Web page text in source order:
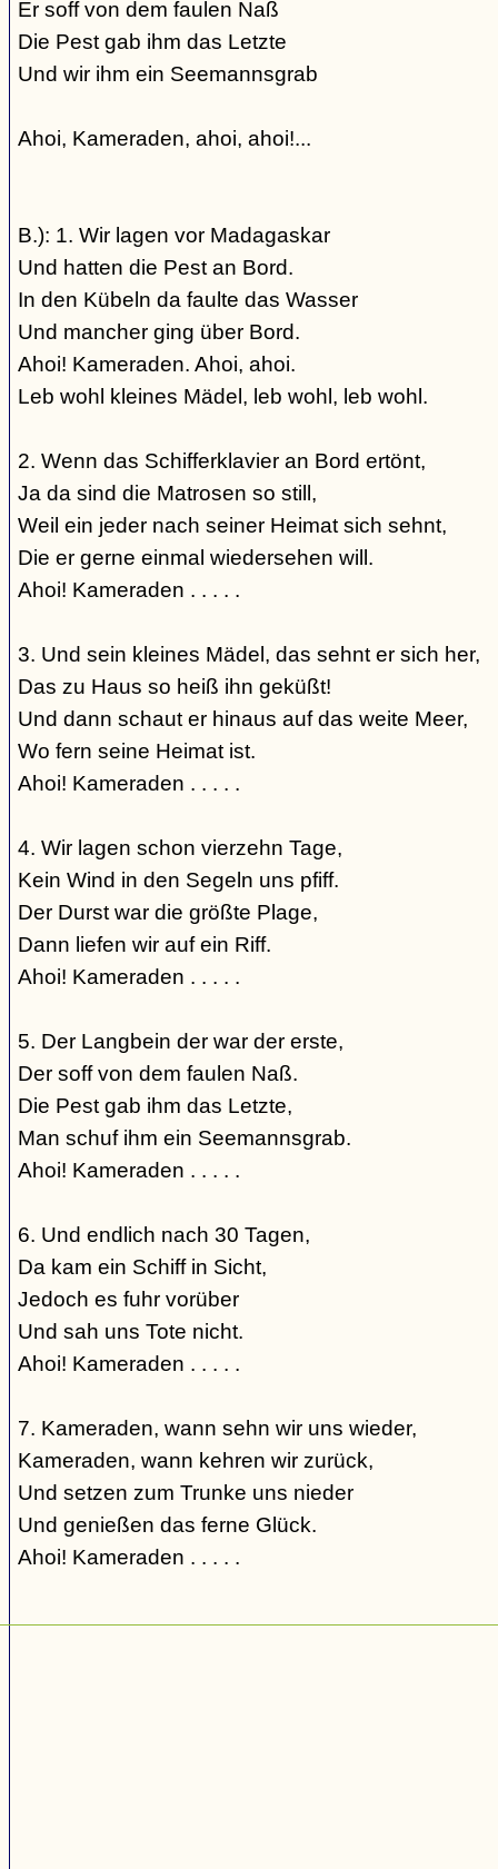
Er soff von dem faulen Naß
Die Pest gab ihm das Letzte
Und wir ihm ein Seemannsgrab
Ahoi, Kameraden, ahoi, ahoi!...
B.): 1. Wir lagen vor Madagaskar
Und hatten die Pest an Bord.
In den Kübeln da faulte das Wasser
Und mancher ging über Bord.
Ahoi! Kameraden. Ahoi, ahoi.
Leb wohl kleines Mädel, leb wohl, leb wohl.
2. Wenn das Schifferklavier an Bord ertönt,
Ja da sind die Matrosen so still,
Weil ein jeder nach seiner Heimat sich sehnt,
Die er gerne einmal wiedersehen will.
Ahoi! Kameraden . . . . .
3. Und sein kleines Mädel, das sehnt er sich her,
Das zu Haus so heiß ihn geküßt!
Und dann schaut er hinaus auf das weite Meer,
Wo fern seine Heimat ist.
Ahoi! Kameraden . . . . .
4. Wir lagen schon vierzehn Tage,
Kein Wind in den Segeln uns pfiff.
Der Durst war die größte Plage,
Dann liefen wir auf ein Riff.
Ahoi! Kameraden . . . . .
5. Der Langbein der war der erste,
Der soff von dem faulen Naß.
Die Pest gab ihm das Letzte,
Man schuf ihm ein Seemannsgrab.
Ahoi! Kameraden . . . . .
6. Und endlich nach 30 Tagen,
Da kam ein Schiff in Sicht,
Jedoch es fuhr vorüber
Und sah uns Tote nicht.
Ahoi! Kameraden . . . . .
7. Kameraden, wann sehn wir uns wieder,
Kameraden, wann kehren wir zurück,
Und setzen zum Trunke uns nieder
Und genießen das ferne Glück.
Ahoi! Kameraden . . . . .